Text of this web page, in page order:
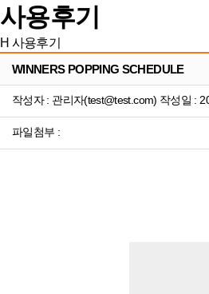
사용후기
H 사용후기
WINNERS POPPING SCHEDULE
작성자 : 관리자(test@test.com) 작성일 :
파일첨부 :